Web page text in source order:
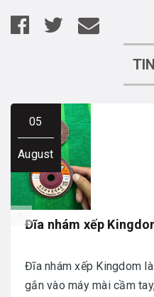
05
August
Đĩa nhám xếp
Đĩa nhám xếp Kingdom
gắn vào máy mài cầm